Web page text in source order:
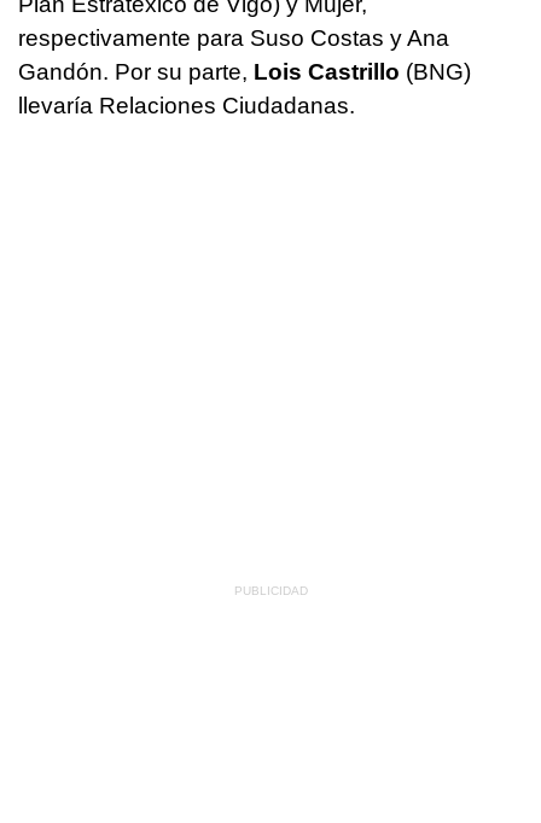
respectivamente para Suso Costas y Ana
Gandón. Por su parte, Lois Castrillo (BNG)
llevaría Relaciones Ciudadanas.